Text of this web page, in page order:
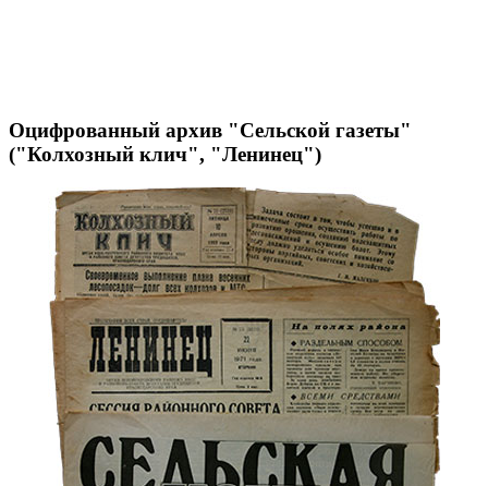
Оцифрованный архив "Сельской газеты"
("Колхозный клич", "Ленинец")